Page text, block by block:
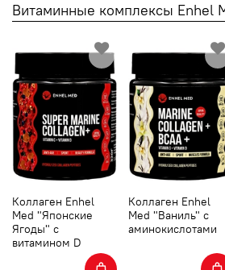
Витаминные комплексы Enhel
Коллаген Enhel
Med "Японские
Ягоды" с
витамином D
Коллаген Enhel
Med "Ваниль" с
аминокислотами